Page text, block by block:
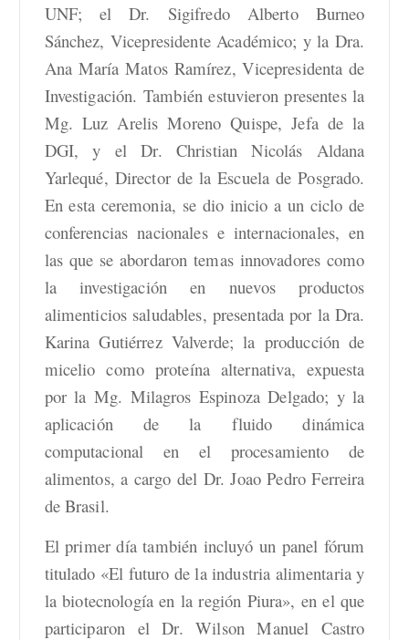
UNF; el Dr. Sigifredo Alberto Burneo
Sánchez, Vicepresidente Académico; y la Dra.
Ana María Matos Ramírez, Vicepresidenta de
Investigación. También estuvieron presentes la
Mg. Luz Arelis Moreno Quispe, Jefa de la
DGI, y el Dr. Christian Nicolás Aldana
Yarlequé, Director de la Escuela de Posgrado.
En esta ceremonia, se dio inicio a un ciclo de
conferencias nacionales e internacionales, en
las que se abordaron temas innovadores como
la investigación en nuevos productos
alimenticios saludables, presentada por la Dra.
Karina Gutiérrez Valverde; la producción de
micelio como proteína alternativa, expuesta
por la Mg. Milagros Espinoza Delgado; y la
aplicación de la fluido dinámica
computacional en el procesamiento de
alimentos, a cargo del Dr. Joao Pedro Ferreira
de Brasil.
El primer día también incluyó un panel fórum
titulado «El futuro de la industria alimentaria y
la biotecnología en la región Piura», en el que
participaron el Dr. Wilson Manuel Castro